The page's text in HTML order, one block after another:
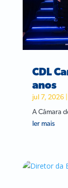
CDL
anos
jul 7, 2026|
A Câmara
ler mais